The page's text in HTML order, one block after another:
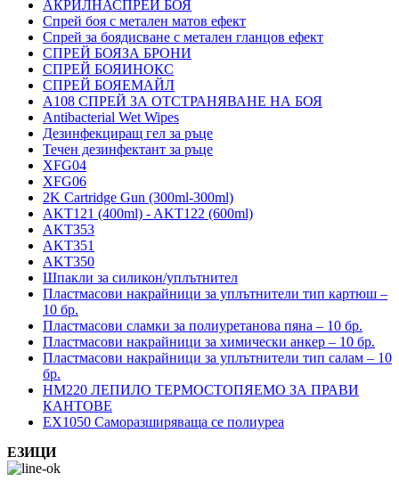
АКРИЛНАСПРЕЙ БОЯ
Спрей боя с метален матов ефект
Спрей за боядисване с метален гланцов ефект
СПРЕЙ БОЯЗА БРОНИ
СПРЕЙ БОЯИНОКС
СПРЕЙ БОЯЕМАЙЛ
A108 СПРЕЙ ЗА ОТСТРАНЯВАНЕ НА БОЯ
Antibacterial Wet Wipes
Дезинфекциращ гел за ръце
Течен дезинфектант за ръце
XFG04
XFG06
2K Cartridge Gun (300ml-300ml)
AKT121 (400ml) - AKT122 (600ml)
AKT353
AKT351
AKT350
Шпакли за силикон/уплътнител
Пластмасови накрайници за уплътнители тип картюш –
10 бр.
Пластмасови сламки за полиуретанова пяна – 10 бр.
Пластмасови накрайници за химически анкер – 10 бр.
Пластмасови накрайници за уплътнители тип салам – 10
бр.
HM220 ЛЕПИЛО ТЕРМОСТОПЯЕМО ЗА ПРАВИ
КАНТОВЕ
EX1050 Саморазширяваща се полиуреа
ЕЗИЦИ